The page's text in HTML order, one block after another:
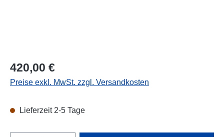
Regulärer Preis:
420,00 €
Preise exkl. MwSt. zzgl. Versandkosten
Lieferzeit 2-5 Tage